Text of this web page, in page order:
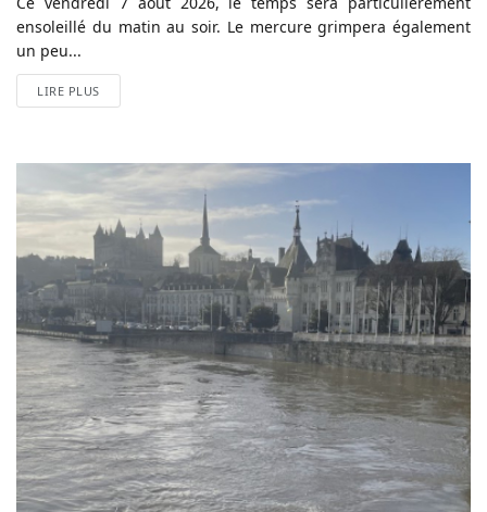
ensoleillé du matin au soir. Le mercure grimpera également
un peu...
LIRE PLUS